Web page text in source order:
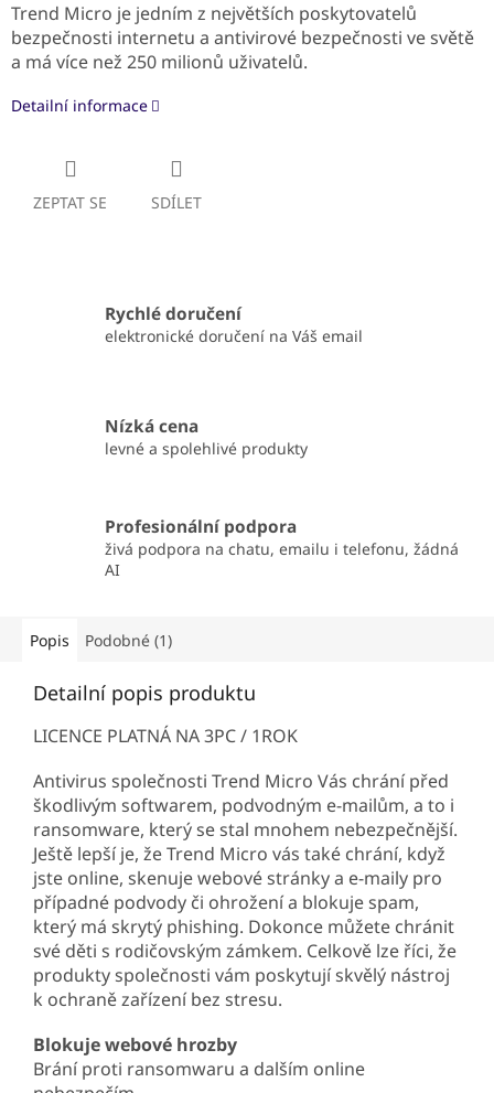
Trend Micro je jedním z největších poskytovatelů
bezpečnosti internetu a antivirové bezpečnosti ve světě
a má více než 250 milionů uživatelů.
Detailní informace
ZEPTAT SE SDÍLET
Rychlé doručení
elektronické doručení na Váš email
Nízká cena
levné a spolehlivé produkty
Profesionální podpora
živá podpora na chatu, emailu i telefonu, žádná
AI
Popis Podobné (1)
Detailní popis produktu
LICENCE PLATNÁ NA 3PC / 1ROK
Antivirus společnosti Trend Micro Vás chrání před
škodlivým softwarem, podvodným e-mailům, a to i
ransomware, který se stal mnohem nebezpečnější.
Ještě lepší je, že Trend Micro vás také chrání, když
jste online, skenuje webové stránky a e-maily pro
případné podvody či ohrožení a blokuje spam,
který má skrytý phishing. Dokonce můžete chránit
své děti s rodičovským zámkem. Celkově lze říci, že
produkty společnosti vám poskytují skvělý nástroj
k ochraně zařízení bez stresu.
Blokuje webové hrozby
Brání proti ransomwaru a dalším online